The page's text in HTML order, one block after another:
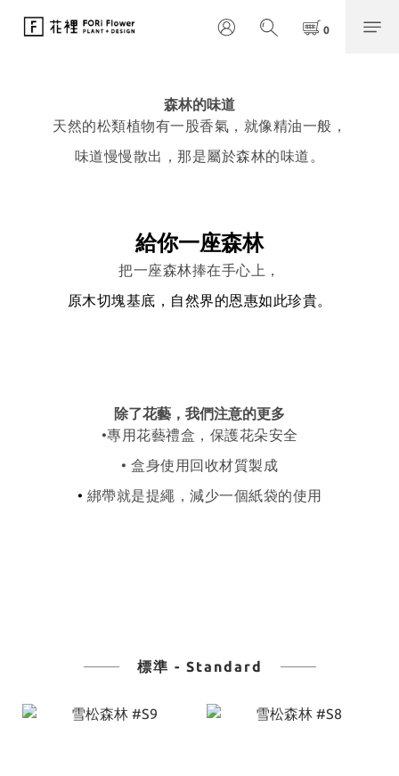
森林的味道
天然的松類植物有一股香氣，就像精油一般，
味道慢慢散出，那是屬於森林的味道。
給你一座森林
把一座森林捧在手心上，
原木切塊基底，自然界的恩惠如此珍貴。
除了花藝，我們注意的更多
•專用花藝禮盒，保護花朵安全
• 盒身使用回收材質製成
• 綁帶就是提繩，減少一個紙袋的使用
標準 - Standard